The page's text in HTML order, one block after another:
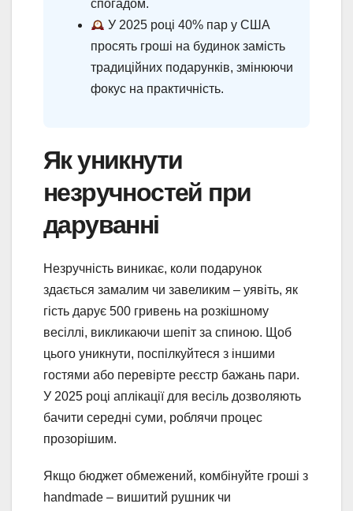
спогадом.
У 2025 році 40% пар у США
просять гроші на будинок замість
традиційних подарунків, змінюючи
фокус на практичність.
Як уникнути
незручностей при
даруванні
Незручність виникає, коли подарунок
здається замалим чи завеликим – уявіть, як
гість дарує 500 гривень на розкішному
весіллі, викликаючи шепіт за спиною. Щоб
цього уникнути, поспілкуйтеся з іншими
гостями або перевірте реєстр бажань пари.
У 2025 році аплікації для весіль дозволяють
бачити середні суми, роблячи процес
прозорішим.
Якщо бюджет обмежений, комбінуйте гроші з
handmade – вишитий рушник чи